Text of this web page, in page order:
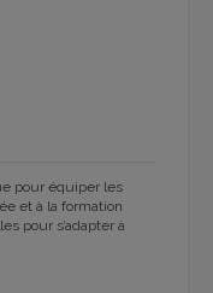
pour équiper les
et à la formation
pour s’adapter à